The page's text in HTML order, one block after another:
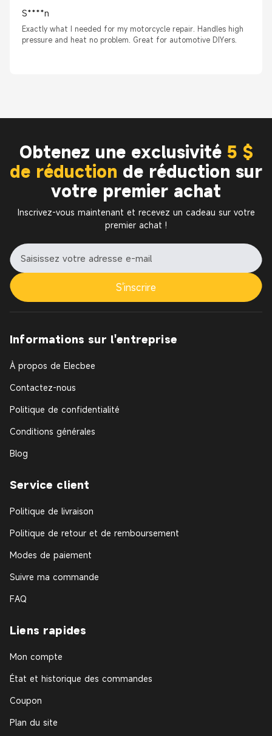
S****n
Exactly what I needed for my motorcycle repair. Handles high
pressure and heat no problem. Great for automotive DIYers.
Obtenez une exclusivité 5 $
de réduction de réduction sur
votre premier achat
Inscrivez-vous maintenant et recevez un cadeau sur votre
premier achat !
S'inscrire
Informations sur l'entreprise
À propos de Elecbee
Contactez-nous
Politique de confidentialité
Conditions générales
Blog
Service client
Politique de livraison
Politique de retour et de remboursement
Modes de paiement
Suivre ma commande
FAQ
Liens rapides
Mon compte
État et historique des commandes
Coupon
Plan du site